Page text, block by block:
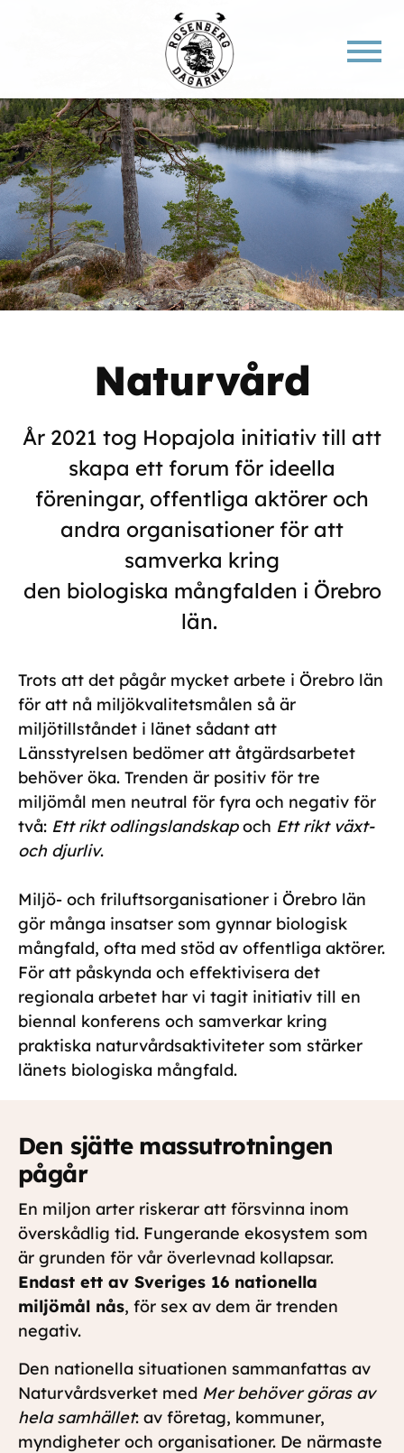
Naturvård
År 2021 tog Hopajola initiativ till att
skapa ett forum för ideella
föreningar, offentliga aktörer och
andra organisationer för att
samverka kring
den biologiska mångfalden i Örebro
län.
Trots att det pågår mycket arbete i Örebro län
för att nå miljökvalitetsmålen så är
miljötillståndet i länet sådant att
Länsstyrelsen bedömer att åtgärdsarbetet
behöver öka. Trenden är positiv för tre
miljömål men neutral för fyra och negativ för
två: Ett rikt odlingslandskapoch Ett rikt växt-
och djurliv.
Miljö- och friluftsorganisationer i Örebro län
gör många insatser som gynnar biologisk
mångfald, ofta med stöd av offentliga aktörer.
För att påskynda och effektivisera det
regionala arbetet har vi tagit initiativ till en
biennal konferens och samverkar kring
praktiska naturvårdsaktiviteter som stärker
länets biologiska mångfald.
Den sjätte massutrotningen
pågår
En miljon arter riskerar att försvinna inom
överskådlig tid. Fungerande ekosystem som
är grunden för vår överlevnad kollapsar.
Endast ett av Sveriges 16 nationella
miljömål nås, för sex av dem är trenden
negativ.
Den nationella situationen sammanfattas av
Naturvårdsverket med Mer behöver göras av
hela samhället: av företag, kommuner,
myndigheter och organisationer. De närmaste